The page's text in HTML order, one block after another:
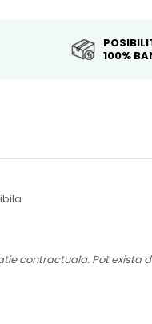
100%
contractuala. Pot